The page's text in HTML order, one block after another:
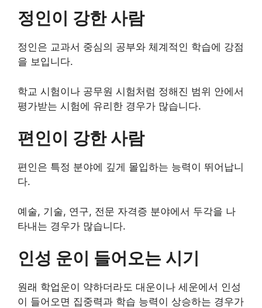
정인이 강한 사람
정인은 교과서 중심의 공부와 체계적인 학습에 강점
을 보입니다.
학교 시험이나 공무원 시험처럼 정해진 범위 안에서
평가받는 시험에 유리한 경우가 많습니다.
편인이 강한 사람
편인은 특정 분야에 깊게 몰입하는 능력이 뛰어납니
다.
예술, 기술, 연구, 전문 자격증 분야에서 두각을 나
타내는 경우가 많습니다.
인성 운이 들어오는 시기
원래 학업운이 약하더라도 대운이나 세운에서 인성
이 들어오면 집중력과 학습 능력이 상승하는 경우가